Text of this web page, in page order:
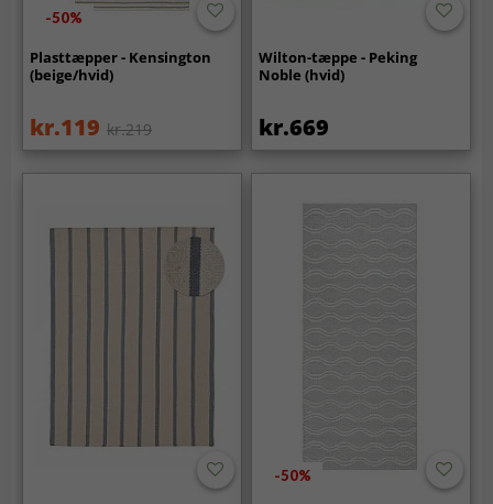
-50%
Plasttæpper - Kensington
(beige/hvid)
kr.119 kr.219
Wilton-tæppe - Peking
Noble (hvid)
kr.669
-50%